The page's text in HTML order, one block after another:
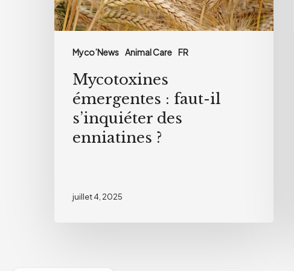
Myco’News Animal Care FR
enniatines
Mycotoxines
émergentes : faut-il
s’inquiéter des
enniatines ?
juillet 4, 2025